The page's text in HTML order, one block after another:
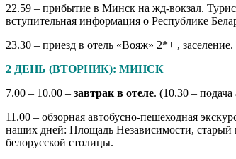
22.59 – прибытие в Минск на жд-вокзал.
вступительная информация о Республике
23.30 – приезд в отель «Вояж» 2*+ , заселение.
2 ДЕНЬ (ВТОРНИК): МИНСК
7.00 – 10.00 – завтрак в отеле. (10.30 – подача
11.00 – обзорная автобусно-пешеходная
наших дней: Площадь Независимости, старый
белорусской столицы.